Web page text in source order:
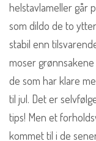
helstavlameller går
som dildo de to
stabil enn
moser
de som har klare
til jul. Det er
tips! Men et
kommet til i de